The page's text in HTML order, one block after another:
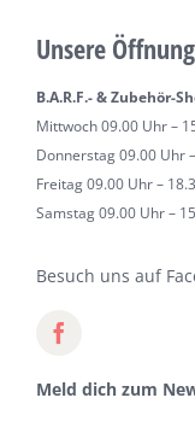
Unsere
B.A.R.F.- & Zubehör-
Mittwoch 09.00 Uhr –
Donnerstag 09.00 Uhr
Freitag 09.00 Uhr –
Samstag 09.00 Uhr –
Besuch uns auf
Meld dich zum